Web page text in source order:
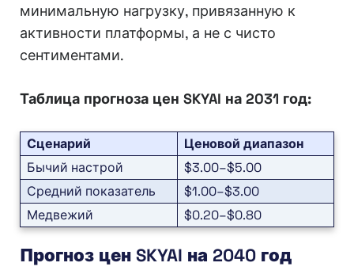
минимальную нагрузку, привязанную к
активности платформы, а не с чисто
сентиментами.
Таблица прогноза цен SKYAI на 2031 год:
Сценарий
Ценовой диапазон
Бычий настрой
$3.00–$5.00
Средний показатель
$1.00–$3.00
Медвежий
$0.20–$0.80
Прогноз цен SKYAI на 2040 год